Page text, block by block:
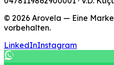
© 2026 Arovela — Eine
vorbehalten.
LinkedInInstagram